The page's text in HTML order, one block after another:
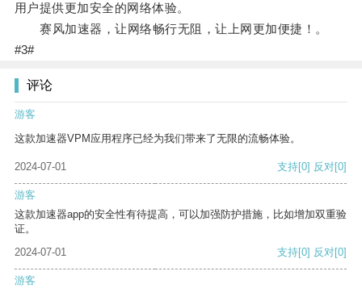
用户提供更加安全的网络体验。
赛风加速器，让网络畅行无阻，让上网更加便捷！。
#3#
评论
游客
这款加速器VPM应用程序已经为我们带来了无限的流畅体验。
2024-07-01 支持[0] 反对[0]
游客
这款加速器app的安全性有待提高，可以加强防护措施，比如增加双重验
证。
2024-07-01
支持[0] 反对[0]
游客